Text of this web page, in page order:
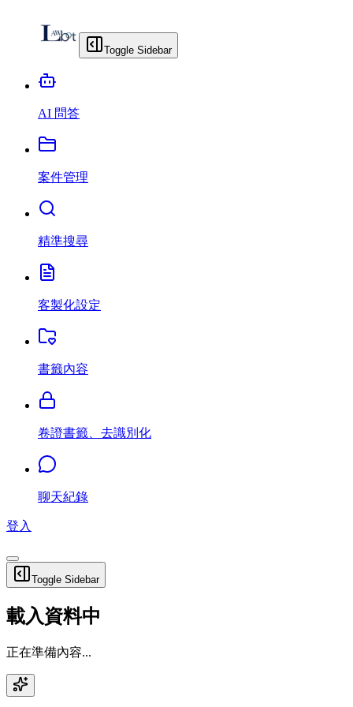
Toggle Sidebar
AI 問答
案件管理
精準搜尋
客製化設定
書籤內容
卷證書籤、去識別化
聊天紀錄
登入
Toggle Sidebar
載入資料中
正在準備內容...